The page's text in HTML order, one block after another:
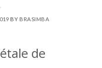
BY BRASIMBA
de